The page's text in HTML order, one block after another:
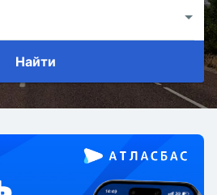
Найти